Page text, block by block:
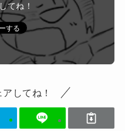
てね！
してね！